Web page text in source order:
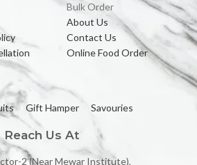
Bulk Order
About Us
Contact Us
Online Food Order
Gift Hamper Savouries
Reach Us At
2 (Near Mewar Institute),